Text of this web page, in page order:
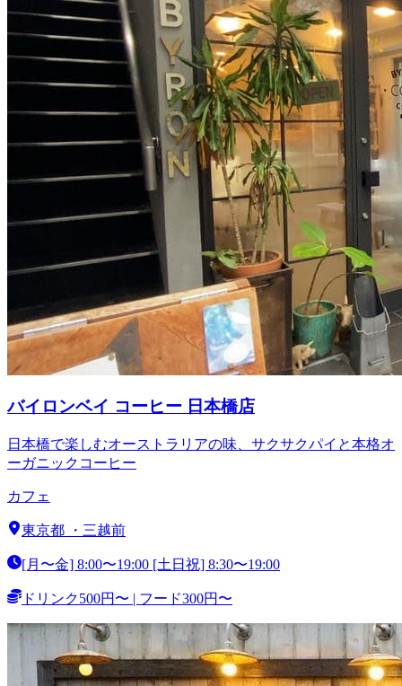
バイロンベイ コーヒー 日本橋店
日本橋で楽しむオーストラリアの味、サクサクパイと本格オ
ーガニックコーヒー
カフェ
東京都 ・ 三越前
[月〜金] 8:00〜19:00 [土日祝] 8:30〜19:00
ドリンク500円〜 | フード300円〜